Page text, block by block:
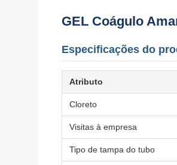
GEL Coágulo
Especificações do
Atributo
Cloreto
Visitas à empresa
Tipo de tampa do tubo